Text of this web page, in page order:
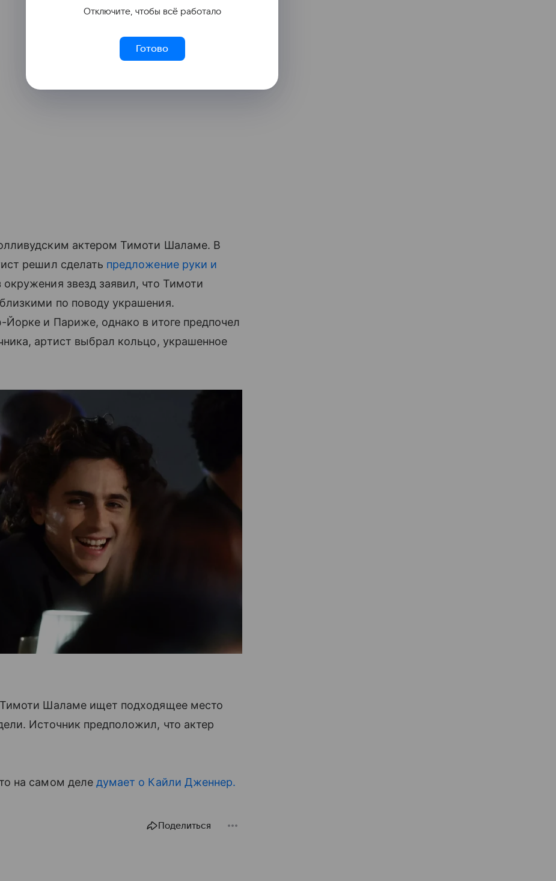
актером Тимоти Шаламе. В
решил сделать предложение руки и
звезд заявил, что Тимоти
по поводу украшения.
и Париже, однако в итоге предпочел
артист выбрал кольцо, украшенное
Тимоти Шаламе ищет подходящее место
Источник предположил, что актер
на самом деле думает о Кайли Дженнер.
Поделиться
Отключите, чтобы всё работало
Готово